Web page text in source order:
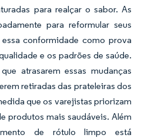
para realçar o sabor. As
para reformular seus
conformidade como prova
e os padrões de saúde.
atrasarem essas mudanças
retiradas das prateleiras dos
que os varejistas priorizam
produtos mais saudáveis. Além
de rótulo limpo está